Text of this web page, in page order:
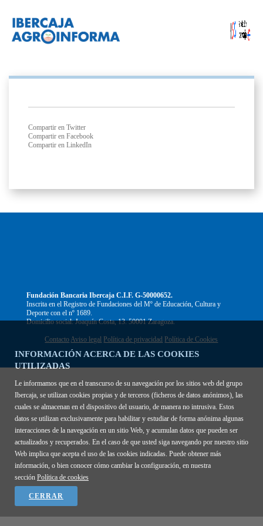
INFORMACIÓN ACERCA DE LAS COOKIES
UTILIZADAS
Le informamos que en el transcurso de su navegación por los sitios web del grupo
Ibercaja, se utilizan cookies propias y de terceros (ficheros de datos anónimos), las
cuales se almacenan en el dispositivo del usuario, de manera no intrusiva. Estos
datos se utilizan exclusivamente para habilitar y estudiar de forma anónima algunas
interacciones de la navegación en un sitio Web, y acumulan datos que pueden ser
actualizados y recuperados. En el caso de que usted siga navegando por nuestro sitio
Web implica que acepta el uso de las cookies indicadas. Puede obtener más
información, o bien conocer cómo cambiar la configuración, en nuestra
sección Política de cookies
CERRAR
Compartir en Twitter
Compartir en Facebook
Compartir en LinkedIn
Fundación Bancaria Ibercaja C.I.F. G-50000652.
Inscrita en el Registro de Fundaciones del Mº de Educación, Cultura y
Deporte con el nº 1689.
Domicilio social: Joaquín Costa, 13. 50001 Zaragoza.
Contacto Aviso legal Política de privacidad Política de Cookies